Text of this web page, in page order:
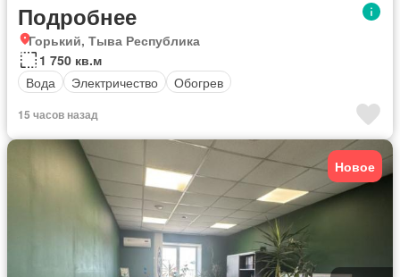
Подробнее
Горький, Тыва Республика
1 750 кв.м
Вода
Электричество Обогрев
15 часов назад
Новое